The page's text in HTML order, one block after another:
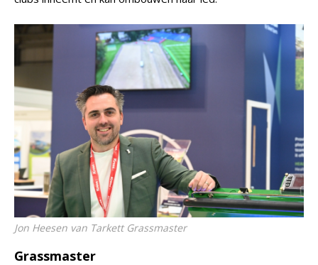
Jon Heesen van Tarkett Grassmaster
Grassmaster